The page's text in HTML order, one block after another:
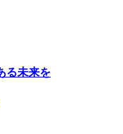
る未来を